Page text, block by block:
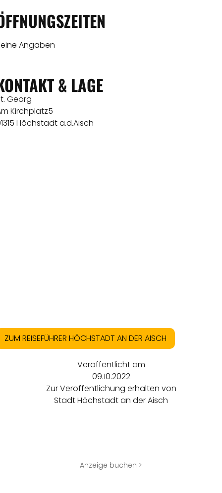
Angaben
& LAGE
Georg
Kirchplatz5
Höchstadt a.d.Aisch
ZUM REISEFÜHRER HÖCHSTADT AN DER AISCH
Veröffentlicht am
09.10.2022
Zur Veröffentlichung erhalten von
Stadt Höchstadt an der Aisch
Anzeige buchen >